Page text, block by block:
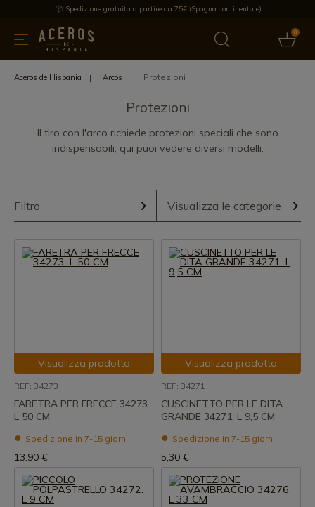
Spedizione gratuita a partire da 75€ (Spagna continentale)
0
cucina Offre Ultime notizie Venduti Marche
Aceros de Hispania Arcos Protezioni
Protezioni
Il tiro con l'arco richiede protezioni speciali che sono
indispensabili, qui puoi vedere diversi modelli.
Filtro Visualizza le categorie
Visualizza prodotto
REF: 34273
FARETRA PER FRECCE 34273.
L 50 CM
Spedizione in 7-15 giorni
13,90 €
Visualizza prodotto
REF: 34271
CUSCINETTO PER LE DITA
GRANDE 34271. L 9,5 CM
Spedizione in 7-15 giorni
5,30 €